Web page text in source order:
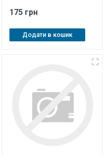
175 грн
Додати в кошик